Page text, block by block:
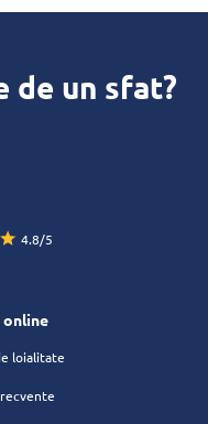
de un sfat?
4.8/5
online
loialitate